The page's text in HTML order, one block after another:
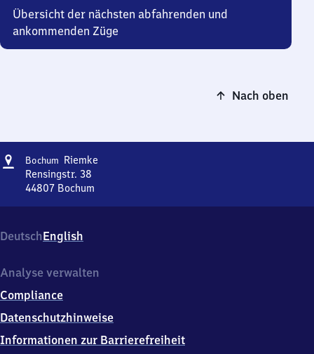
Übersicht der nächsten abfahrenden und
ankommenden Züge
Nach oben
Adresse
Bochum RiemkeBochum-
Rensingstr. 38
44807 Bochum
Rensingstr.
38,
4
0
7
DeutschEnglish
Analyse verwalten
Compliance
Datenschutzhinweise
Informationen zur Barrierefreiheit